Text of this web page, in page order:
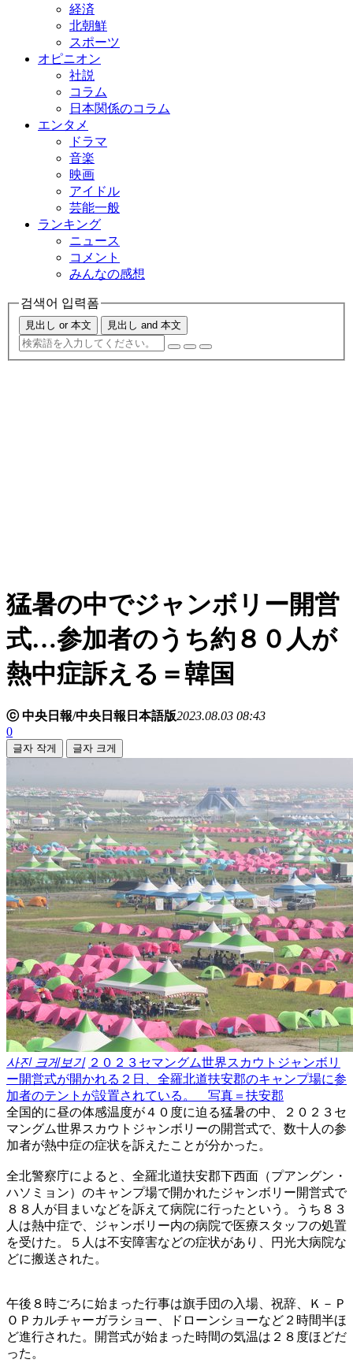
経済
北朝鮮
スポーツ
オピニオン
社説
コラム
日本関係のコラム
エンタメ
ドラマ
音楽
映画
アイドル
芸能一般
ランキング
ニュース
コメント
みんなの感想
검색어 입력폼
見出し or 本文 見出し and 本文
猛暑の中でジャンボリー開営
式…参加者のうち約８０人が
熱中症訴える＝韓国
ⓒ 中央日報/中央日報日本語版2023.08.03 08:43
0
글자 작게 글자 크게
사진 크게보기 ２０２３セマングム世界スカウトジャンボリ
ー開営式が開かれる２日、全羅北道扶安郡のキャンプ場に参
加者のテントが設置されている。 写真＝扶安郡
全国的に昼の体感温度が４０度に迫る猛暑の中、２０２３セ
マングム世界スカウトジャンボリーの開営式で、数十人の参
加者が熱中症の症状を訴えたことが分かった。
全北警察庁によると、全羅北道扶安郡下西面（プアングン・
ハソミョン）のキャンプ場で開かれたジャンボリー開営式で
８８人が目まいなどを訴えて病院に行ったという。うち８３
人は熱中症で、ジャンボリー内の病院で医療スタッフの処置
を受けた。５人は不安障害などの症状があり、円光大病院な
どに搬送された。
午後８時ごろに始まった行事は旗手団の入場、祝辞、Ｋ－Ｐ
ＯＰカルチャーガラショー、ドローンショーなど２時間半ほ
ど進行された。開営式が始まった時間の気温は２８度ほどだ
った。